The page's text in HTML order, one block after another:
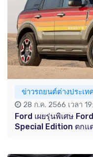
ข่าวรถยนต์ต่างประเท
28 ก.ค. 2566 เวลา
Ford เผยรุ่นพิเศษ
Special Edition ตกแ